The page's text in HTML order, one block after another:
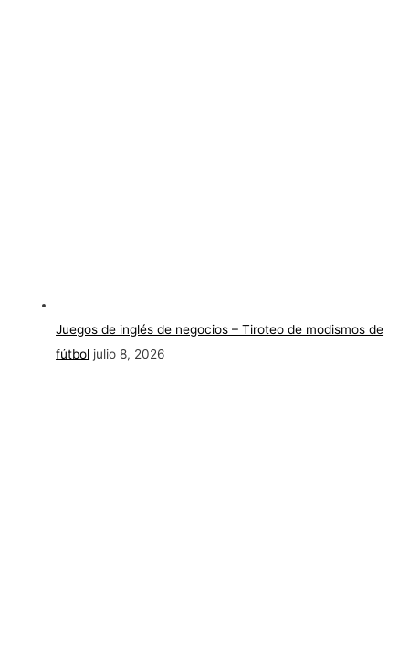
Juegos de inglés de negocios – Tiroteo de modismos de
fútbol julio 8, 2026